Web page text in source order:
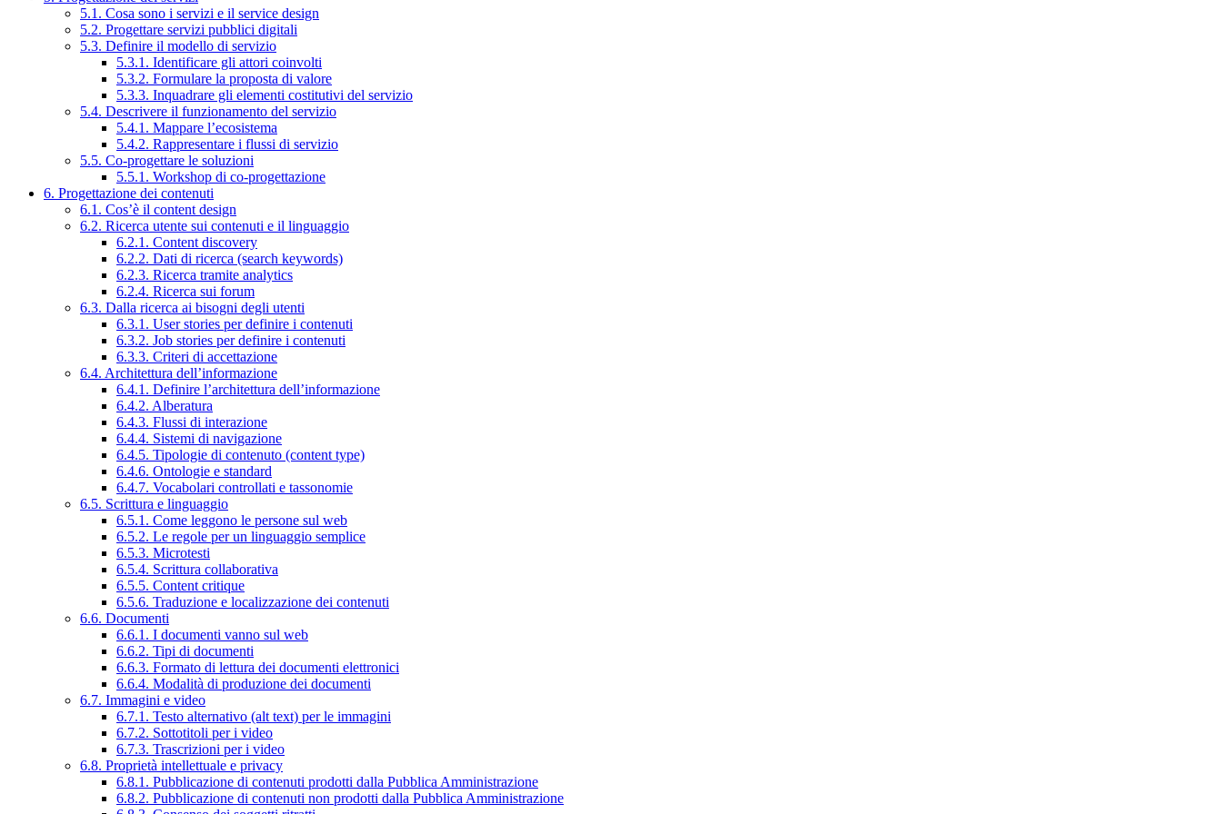
5.1. Cosa sono i servizi e il service design
5.2. Progettare servizi pubblici digitali
5.3. Definire il modello di servizio
5.3.1. Identificare gli attori coinvolti
5.3.2. Formulare la proposta di valore
5.3.3. Inquadrare gli elementi costitutivi del servizio
5.4. Descrivere il funzionamento del servizio
5.4.1. Mappare l’ecosistema
5.4.2. Rappresentare i flussi di servizio
5.5. Co-progettare le soluzioni
5.5.1. Workshop di co-progettazione
6. Progettazione dei contenuti
6.1. Cos’è il content design
6.2. Ricerca utente sui contenuti e il linguaggio
6.2.1. Content discovery
6.2.2. Dati di ricerca (search keywords)
6.2.3. Ricerca tramite analytics
6.2.4. Ricerca sui forum
6.3. Dalla ricerca ai bisogni degli utenti
6.3.1. User stories per definire i contenuti
6.3.2. Job stories per definire i contenuti
6.3.3. Criteri di accettazione
6.4. Architettura dell’informazione
6.4.1. Definire l’architettura dell’informazione
6.4.2. Alberatura
6.4.3. Flussi di interazione
6.4.4. Sistemi di navigazione
6.4.5. Tipologie di contenuto (content type)
6.4.6. Ontologie e standard
6.4.7. Vocabolari controllati e tassonomie
6.5. Scrittura e linguaggio
6.5.1. Come leggono le persone sul web
6.5.2. Le regole per un linguaggio semplice
6.5.3. Microtesti
6.5.4. Scrittura collaborativa
6.5.5. Content critique
6.5.6. Traduzione e localizzazione dei contenuti
6.6. Documenti
6.6.1. I documenti vanno sul web
6.6.2. Tipi di documenti
6.6.3. Formato di lettura dei documenti elettronici
6.6.4. Modalità di produzione dei documenti
6.7. Immagini e video
6.7.1. Testo alternativo (alt text) per le immagini
6.7.2. Sottotitoli per i video
6.7.3. Trascrizioni per i video
6.8. Proprietà intellettuale e privacy
6.8.1. Pubblicazione di contenuti prodotti dalla Pubblica Amministrazione
6.8.2. Pubblicazione di contenuti non prodotti dalla Pubblica Amministrazione